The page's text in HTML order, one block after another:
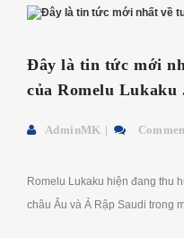
Đây là tin tức mới
của Romelu Lukaku
AdminMK
Romelu Lukaku hiện đang thu
châu Âu và Ả Rập Saudi trong